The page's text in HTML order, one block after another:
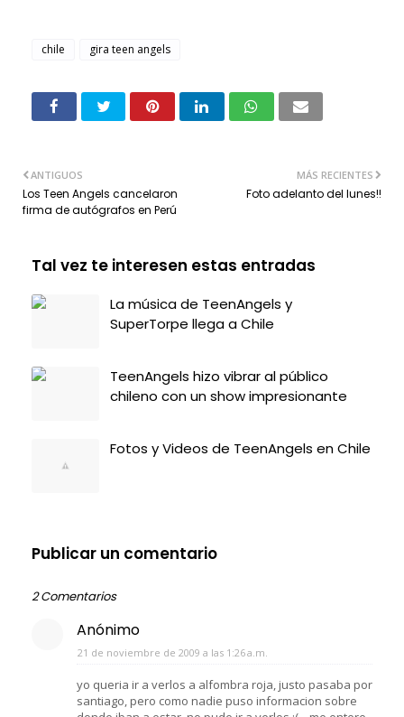
chile gira teen angels
MÁS RECIENTES
Foto adelanto del lunes!!
ANTIGUOS
Los Teen Angels cancelaron
firma de autógrafos en Perú
Tal vez te interesen estas entradas
La música de TeenAngels y
SuperTorpe llega a Chile
TeenAngels hizo vibrar al público
chileno con un show impresionante
Fotos y Videos de TeenAngels en Chile
Publicar un comentario
2 Comentarios
Anónimo
21 de noviembre de 2009 a las 1:26 a.m.
yo queria ir a verlos a alfombra roja, justo pasaba por
santiago, pero como nadie puso informacion sobre